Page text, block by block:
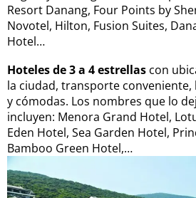
Resort Danang, Four Points by
Novotel, Hilton, Fusion Suites,
Hotel…
Hoteles de 3 a 4 estrellas con
la ciudad, transporte
y cómodas. Los nombres que lo
incluyen: Menora Grand Hotel,
Eden Hotel, Sea Garden Hotel,
Bamboo Green Hotel,…